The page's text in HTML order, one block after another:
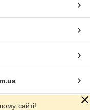
сайті!